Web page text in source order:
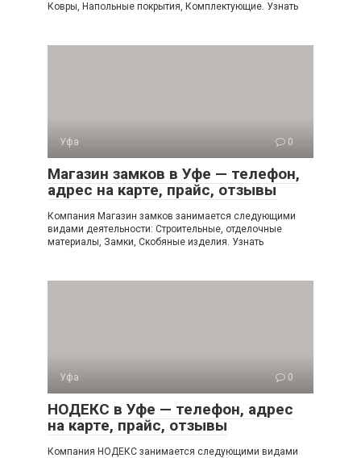
Ковры, Напольные покрытия, Комплектующие. Узнать
Уфа 0
Магазин замков в Уфе — телефон,
адрес на карте, прайс, отзывы
Компания Магазин замков занимается следующими
видами деятельности: Строительные, отделочные
материалы, Замки, Скобяные изделия. Узнать
Уфа 0
НОДЕКС в Уфе — телефон, адрес
на карте, прайс, отзывы
Компания НОДЕКС занимается следующими видами